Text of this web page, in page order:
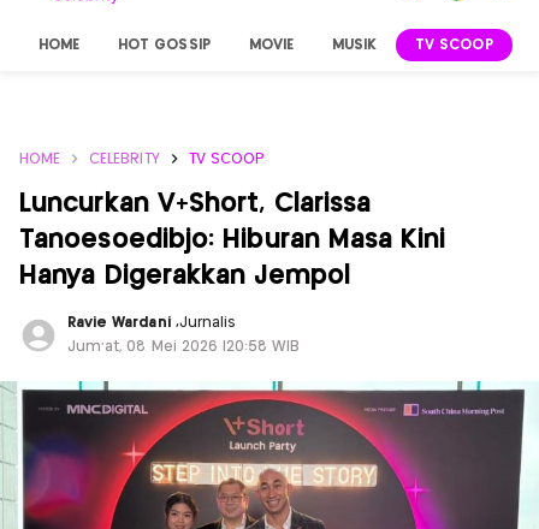
HOME HOT GOSSIP MOVIE MUSIK TV SCOOP
HOME CELEBRITY TV SCOOP
Luncurkan V+Short, Clarissa
Tanoesoedibjo: Hiburan Masa Kini
Hanya Digerakkan Jempol
Ravie Wardani ,Jurnalis
Jum'at, 08 Mei 2026 |20:58 WIB